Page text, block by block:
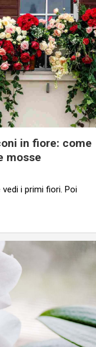
in fiore: come
mosse
i primi fiori. Poi